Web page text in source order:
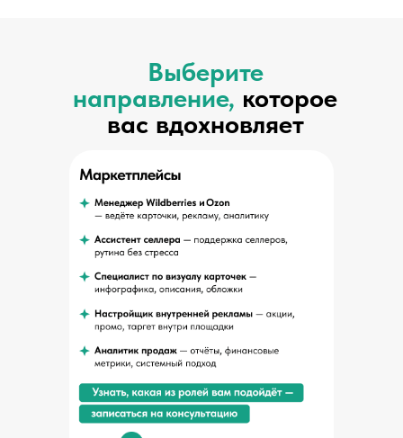
Выберите
направление, которое
вас вдохновляет